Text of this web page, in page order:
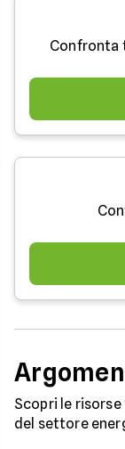
Confronta
Scopri le
del settore